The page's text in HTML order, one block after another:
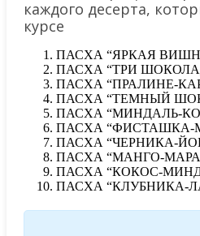
каждого десерта,
курсе
ПАСХА “ЯРКАЯ
ПАСХА “ТРИ
ПАСХА “ПРАЛИНЕ-
ПАСХА “ТЕМНЫЙ
ПАСХА “МИНДАЛЬ-
ПАСХА “ФИСТАШКА-
ПАСХА “ЧЕРНИКА-
ПАСХА “МАНГО-
ПАСХА “КОКОС-
ПАСХА “КЛУБНИКА-